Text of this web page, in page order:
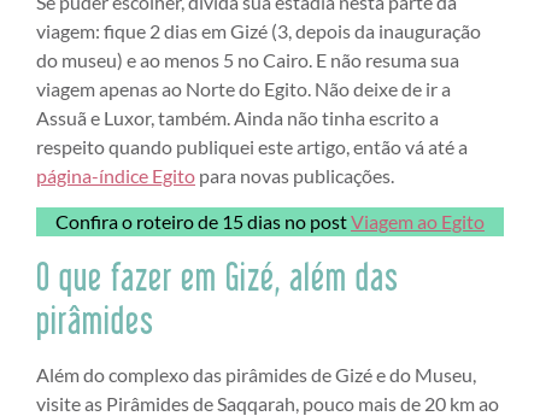
viagem: fique 2 dias em Gizé (3, depois da inauguração
do museu) e ao menos 5 no Cairo. E não resuma sua
viagem apenas ao Norte do Egito. Não deixe de ir a
Assuã e Luxor, também. Ainda não tinha escrito a
respeito quando publiquei este artigo, então vá até a
página-índice Egito para novas publicações.
Confira o roteiro de 15 dias no postViagem ao Egito
O que fazer em Gizé, além das
pirâmides
Além do complexo das pirâmides de Gizé e do Museu,
visite as Pirâmides de Saqqarah, pouco mais de 20 km ao